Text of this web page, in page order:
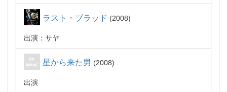
ラスト・ブラッド 2008
出演：サヤ
星から来た男 2008
出演